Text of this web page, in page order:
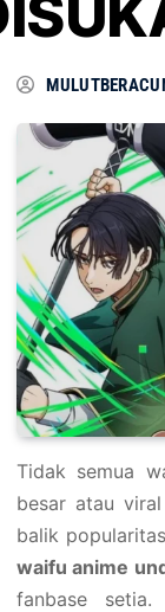
Tidak semua
besar atau
balik
waifu anime
fanbase